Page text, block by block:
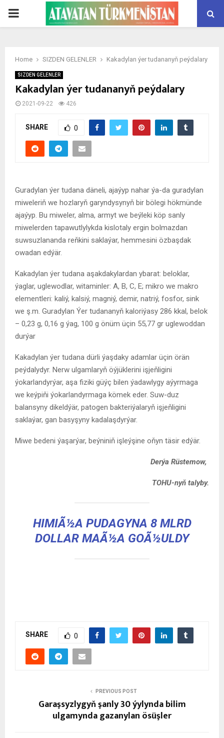
PRIMARY
Home SIZDEN GELENLER Kakadylan ýer tudananyň peýdalary
SIZDEN GELENLER
Kakadylan ýer tudananyň peýdalary
2021-09-22 426
SHARE 0
Guradylan ýer tudana däneli, ajaýyp nahar ýa-da guradylan
miweleriň we hozlaryň garyndysynyň bir bölegi hökmünde
ajaýyp. Bu miweler, alma, armyt we beýleki köp sanly
miwelerden tapawutlylykda kislotaly ergin bolmazdan
suwsuzlananda reňkini saklaýar, hemmesini özbaşdak
owadan edýär.
Kakadylan ýer tudana aşakdakylardan ybarat: beloklar,
ýaglar, uglewodlar, witaminler: A, B, C, E; mikro we makro
elementleri: kaliý, kalsiý, magniý, demir, natriý, fosfor, sink
we ş.m. Guradylan Ýer tudananyň kaloriýasy 286 kkal, belok
– 0,23 g, 0,16 g ýag, 100 g önüm üçin 55,77 gr uglewoddan
durýar
Kakadylan ýer tudana dürli ýaşdaky adamlar üçin örän
peýdalydyr. Nerw ulgamlaryň öýjüklerini işjeňligini
ýokarlandyrýar, aşa fiziki güýç bilen ýadawlygy aýyrmaga
we keýpiňi ýokarlandyrmaga kömek eder. Suw-duz
balansyny dikeldýär, patogen bakteriýalaryň işjeňligini
saklaýar, gan basyşyny kadalaşdyrýar.
Miwe bedeni ýaşarýar, beýniniň işleýşine oňyn täsir edýär.
Derýa Rüstemow,
TOHU-nyň talyby.
HIMIÃ½A PUDAGYNA 8 MLRD
DOLLAR MAÃ½A GOÃ½ULDY
SHARE 0
PREVIOUS POST
Garaşsyzlygyň şanly 30 ýylynda bilim
ulgamynda gazanylan ösüşler